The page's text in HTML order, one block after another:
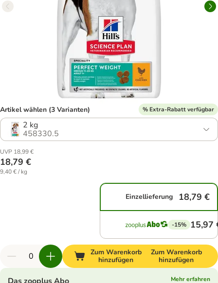
Artikel wählen (3 Varianten) % Extra-Rabatt verfügbar
2 kg
458330.5
UVP 18,99 €
18,79 €
9,40 € / kg
Einzellieferung 18,79 €
-15% 15,97
Zum Warenkorb
hinzufügen
Zum Warenkorb
hinzufügen
Mehr erfahren